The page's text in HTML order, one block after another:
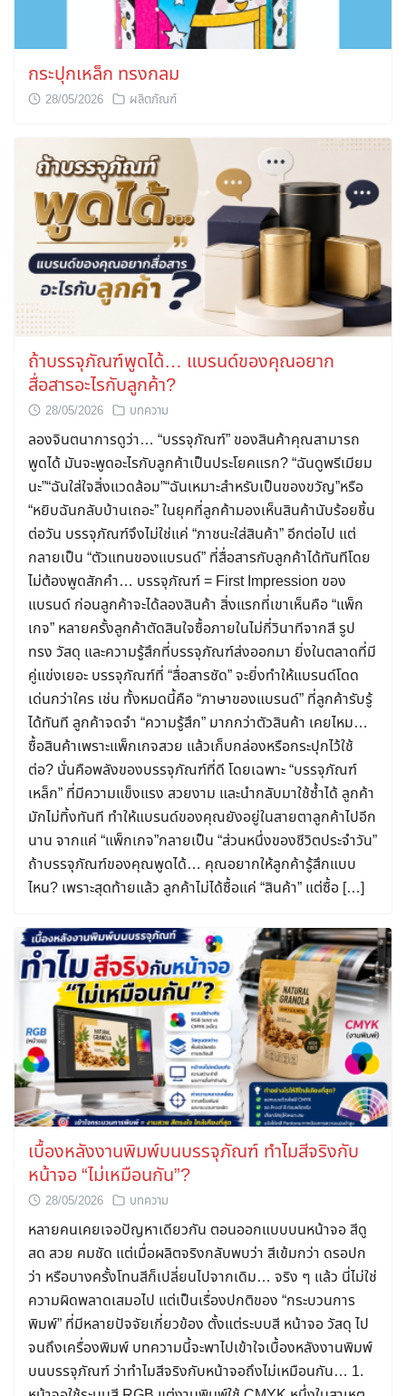
กระปุกเหล็ก ทรงกลม
28/05/2026 ผลิตภัณฑ์
ถ้าบรรจุภัณฑ์พูดได้… แบรนด์ของคุณอยาก
สื่อสารอะไรกับลูกค้า?
28/05/2026 บทความ
ลองจินตนาการดูว่า… “บรรจุภัณฑ์” ของสินค้าคุณสามารถ
พูดได้ มันจะพูดอะไรกับลูกค้าเป็นประโยคแรก? “ฉันดูพรีเมียม
นะ”“ฉันใส่ใจสิ่งแวดล้อม”“ฉันเหมาะสำหรับเป็นของขวัญ”หรือ
“หยิบฉันกลับบ้านเถอะ” ในยุคที่ลูกค้ามองเห็นสินค้านับร้อยชิ้น
ต่อวัน บรรจุภัณฑ์จึงไม่ใช่แค่ “ภาชนะใส่สินค้า” อีกต่อไป แต่
กลายเป็น “ตัวแทนของแบรนด์” ที่สื่อสารกับลูกค้าได้ทันทีโดย
ไม่ต้องพูดสักคำ… บรรจุภัณฑ์ = First Impression ของ
แบรนด์ ก่อนลูกค้าจะได้ลองสินค้า สิ่งแรกที่เขาเห็นคือ “แพ็ก
เกจ” หลายครั้งลูกค้าตัดสินใจซื้อภายในไม่กี่วินาทีจากสี รูป
ทรง วัสดุ และความรู้สึกที่บรรจุภัณฑ์ส่งออกมา ยิ่งในตลาดที่มี
คู่แข่งเยอะ บรรจุภัณฑ์ที่ “สื่อสารชัด” จะยิ่งทำให้แบรนด์โดด
เด่นกว่าใคร เช่น ทั้งหมดนี้คือ “ภาษาของแบรนด์” ที่ลูกค้ารับรู้
ได้ทันที ลูกค้าจดจำ “ความรู้สึก” มากกว่าตัวสินค้า เคยไหม…
ซื้อสินค้าเพราะแพ็กเกจสวย แล้วเก็บกล่องหรือกระปุกไว้ใช้
ต่อ? นั่นคือพลังของบรรจุภัณฑ์ที่ดี โดยเฉพาะ “บรรจุภัณฑ์
เหล็ก” ที่มีความแข็งแรง สวยงาม และนำกลับมาใช้ซ้ำได้ ลูกค้า
มักไม่ทิ้งทันที ทำให้แบรนด์ของคุณยังอยู่ในสายตาลูกค้าไปอีก
นาน จากแค่ “แพ็กเกจ”กลายเป็น “ส่วนหนึ่งของชีวิตประจำวัน”
ถ้าบรรจุภัณฑ์ของคุณพูดได้… คุณอยากให้ลูกค้ารู้สึกแบบ
ไหน? เพราะสุดท้ายแล้ว ลูกค้าไม่ได้ซื้อแค่ “สินค้า” แต่ซื้อ […]
เบื้องหลังงานพิมพ์บนบรรจุภัณฑ์ ทำไมสีจริงกับ
หน้าจอ “ไม่เหมือนกัน”?
28/05/2026 บทความ
หลายคนเคยเจอปัญหาเดียวกัน ตอนออกแบบบนหน้าจอ สีดู
สด สวย คมชัด แต่เมื่อผลิตจริงกลับพบว่า สีเข้มกว่า ดรอปก
ว่า หรือบางครั้งโทนสีก็เปลี่ยนไปจากเดิม… จริง ๆ แล้ว นี่ไม่ใช่
ความผิดพลาดเสมอไป แต่เป็นเรื่องปกติของ “กระบวนการ
พิมพ์” ที่มีหลายปัจจัยเกี่ยวข้อง ตั้งแต่ระบบสี หน้าจอ วัสดุ ไป
จนถึงเครื่องพิมพ์ บทความนี้จะพาไปเข้าใจเบื้องหลังงานพิมพ์
บนบรรจุภัณฑ์ ว่าทำไมสีจริงกับหน้าจอถึงไม่เหมือนกัน… 1.